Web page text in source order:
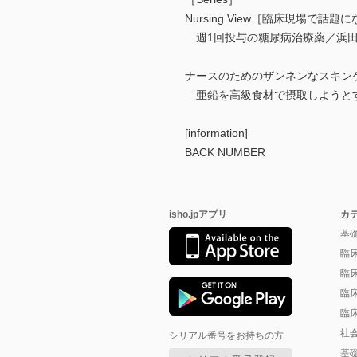
Nursing View［臨床現場で話題に
週1回投与の糖尿病治療薬／浜
ナースのためのザンネンなスキン
亜鉛を高級食材で摂取しようと
[information]
BACK NUMBER
isho.jpアプリ
シリアル番号をお持ちの方
カ
基
臨
臨
臨
臨
社
基